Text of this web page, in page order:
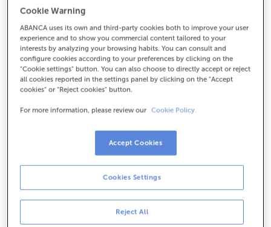
988517117
Como chegar
Consulta todos os horarios
Xestións comerciais
8:15 a 14:00.
cita previae atenderémoste o día e hora que
escollas
Clientes: de luns a venres de 8:15 a 11:00
martes e
Cookie Warning
ABANCA uses its own and third-party cookies both to improve your user
experience and to show you commercial content tailored to your
interests by analyzing your browsing habits. You can consult and
configure cookies according to your preferences by clicking on the
"Cookie settings" button. You can also choose to directly accept or reject
all cookies reported in the settings panel by clicking on the "Accept
cookies" or "Reject cookies" button.
For more information, please review our Cookie Policy.
Reject All
Cookies Settings
Accept Cookies